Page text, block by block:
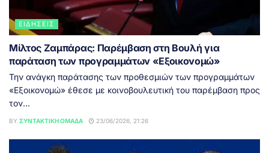
ΕΙΔΉΣΕΙΣ
Μίλτος Ζαμπάρας: Παρέμβαση στη Βουλή για
παράταση των προγραμμάτων «Εξοικονομώ»
Την ανάγκη παράτασης των προθεσμιών των προγραμμάτων
«Εξοικονομώ» έθεσε με κοινοβουλευτική του παρέμβαση προς
τον...
BY ΣΥΝΤΑΚΤΙΚΉ ΟΜΆΔΑ 23/06/2026, 21:26